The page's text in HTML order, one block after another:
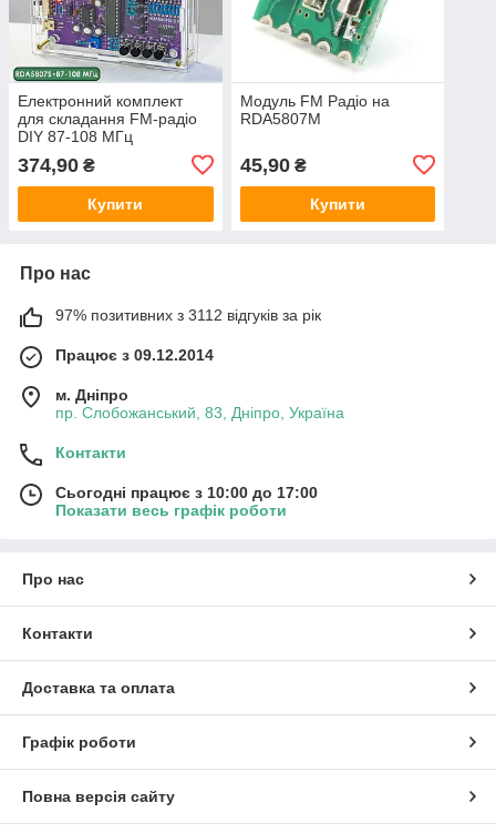
Електронний комплект
для складання FM-радіо
DIY 87-108 МГц
374,90 ₴
Купити
Модуль FM Радіо на
RDA5807M
45,90₴
Купити
Про нас
97% позитивних з 3112 відгуків за рік
Працює з 09.12.2014
м. Дніпро
пр. Слобожанський, 83, Дніпро, Україна
Контакти
Сьогодні працює з 10:00 до 17:00
Показати весь графік роботи
Про нас
Контакти
Доставка та оплата
Графік роботи
Повна версія сайту